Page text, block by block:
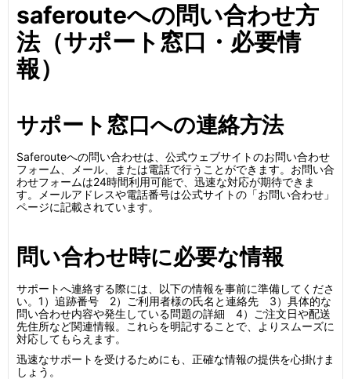
saferouteへの問い合わせ方
法（サポート窓口・必要情
報）
サポート窓口への連絡方法
Saferouteへの問い合わせは、公式ウェブサイトのお問い合わせ
フォーム、メール、または電話で行うことができます。お問い合
わせフォームは24時間利用可能で、迅速な対応が期待できま
す。メールアドレスや電話番号は公式サイトの「お問い合わせ」
ページに記載されています。
問い合わせ時に必要な情報
サポートへ連絡する際には、以下の情報を事前に準備してくださ
い。1）追跡番号 2）ご利用者様の氏名と連絡先 3）具体的な
問い合わせ内容や発生している問題の詳細 4）ご注文日や配送
先住所など関連情報。これらを明記することで、よりスムーズに
対応してもらえます。
迅速なサポートを受けるためにも、正確な情報の提供を心掛けま
しょう。